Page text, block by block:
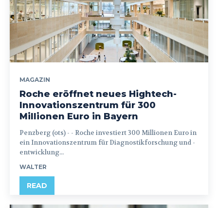
MAGAZIN
Roche eröffnet neues Hightech-
Innovationszentrum für 300
Millionen Euro in Bayern
Penzberg (ots) - - Roche investiert 300 Millionen Euro in
ein Innovationszentrum für Diagnostikforschung und -
entwicklung...
WALTER
READ